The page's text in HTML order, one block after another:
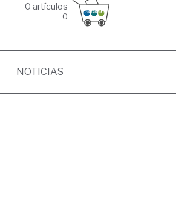
0 artículos
0
NOTICIAS